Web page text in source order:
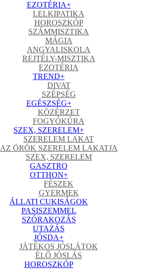
EZOTÉRIA+
LELKIPATIKA
HOROSZKÓP
SZÁMMISZTIKA
MÁGIA
ANGYALISKOLA
REJTÉLY-MISZTIKA
EZOTÉRIA
TREND+
DIVAT
SZÉPSÉG
EGÉSZSÉG+
KÖZÉRZET
FOGYÓKÚRA
SZEX, SZERELEM+
SZERELEM LAKAT
AZ ÖRÖK SZERELEM LAKATJA
SZEX, SZERELEM
GASZTRO
OTTHON+
FÉSZEK
GYERMEK
ÁLLATI CUKISÁGOK
PASISZEMMEL
SZÓRAKOZÁS
UTAZÁS
JÓSDA+
JÁTÉKOS JÓSLÁTOK
ÉLŐ JÓSLÁS
HOROSZKÓP